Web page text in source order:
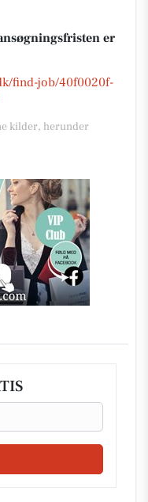
er
find-job/40f0020f-
kilder, herunder